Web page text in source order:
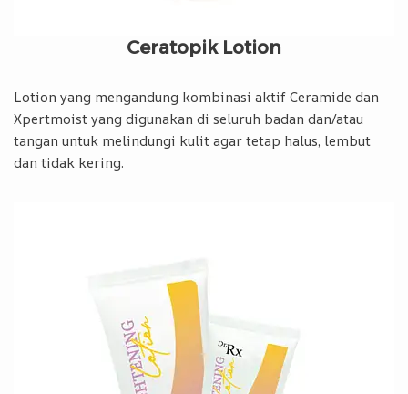
Ceratopik Lotion
Lotion yang mengandung kombinasi aktif Ceramide dan
Xpertmoist yang digunakan di seluruh badan dan/atau
tangan untuk melindungi kulit agar tetap halus, lembut
dan tidak kering.